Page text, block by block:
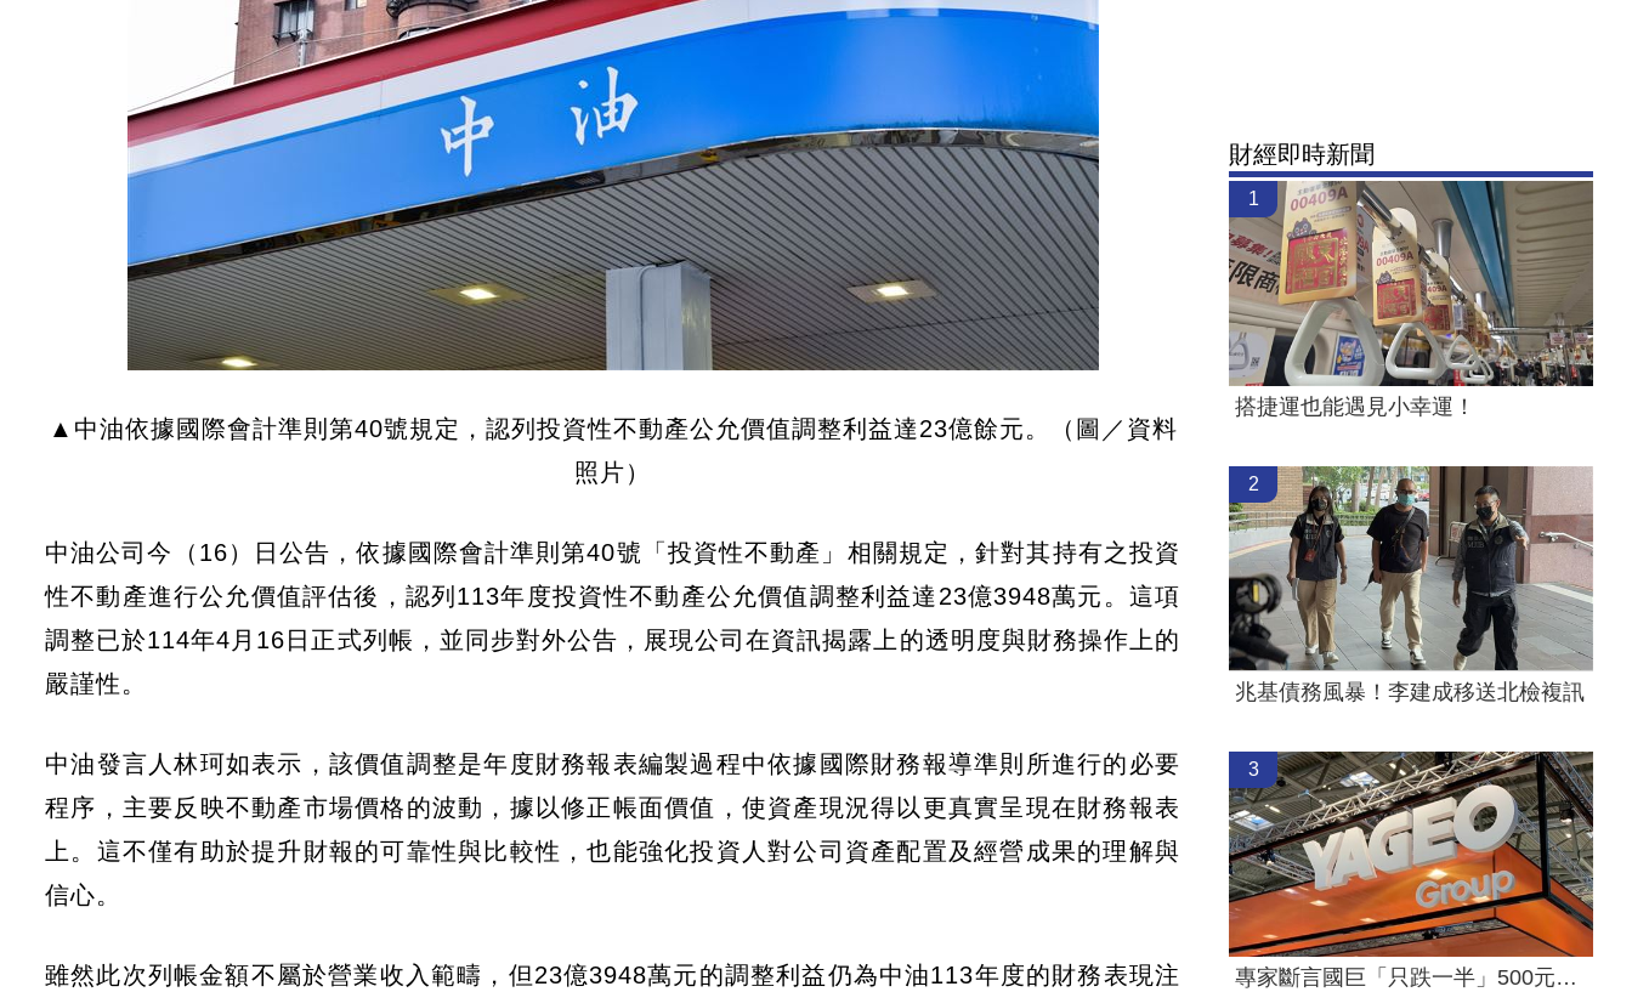
▲中油依據國際會計準則第40號規定，認列投資性不動產公允價值調整利益達23億餘元。（圖／資料
照片）
中油公司今（16）日公告，依據國際會計準則第40號「投資性不動產」相關規定，針對其持有之投資
性不動產進行公允價值評估後，認列113年度投資性不動產公允價值調整利益達23億3948萬元。這項
調整已於114年4月16日正式列帳，並同步對外公告，展現公司在資訊揭露上的透明度與財務操作上的
嚴謹性。
中油發言人林珂如表示，該價值調整是年度財務報表編製過程中依據國際財務報導準則所進行的必要
程序，主要反映不動產市場價格的波動，據以修正帳面價值，使資產現況得以更真實呈現在財務報表
上。這不僅有助於提升財報的可靠性與比較性，也能強化投資人對公司資產配置及經營成果的理解與
信心。
雖然此次列帳金額不屬於營業收入範疇，但23億3948萬元的調整利益仍為中油113年度的財務表現注
財經即時新聞
1
搭捷運也能遇見小幸運！
2
兆基債務風暴！李建成移送北檢複訊
3
專家斷言國巨「只跌一半」500元非底